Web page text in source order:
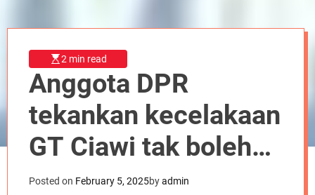
2 min read
Anggota DPR
tekankan kecelakaan
GT Ciawi tak boleh
terulang lagi
Posted on February 5, 2025byadmin